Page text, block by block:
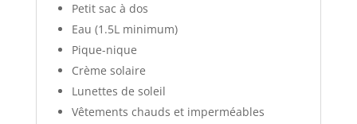
Petit sac à dos
Eau (1.5L minimum)
Pique-nique
Crème solaire
Lunettes de soleil
Vêtements chauds et imperméables